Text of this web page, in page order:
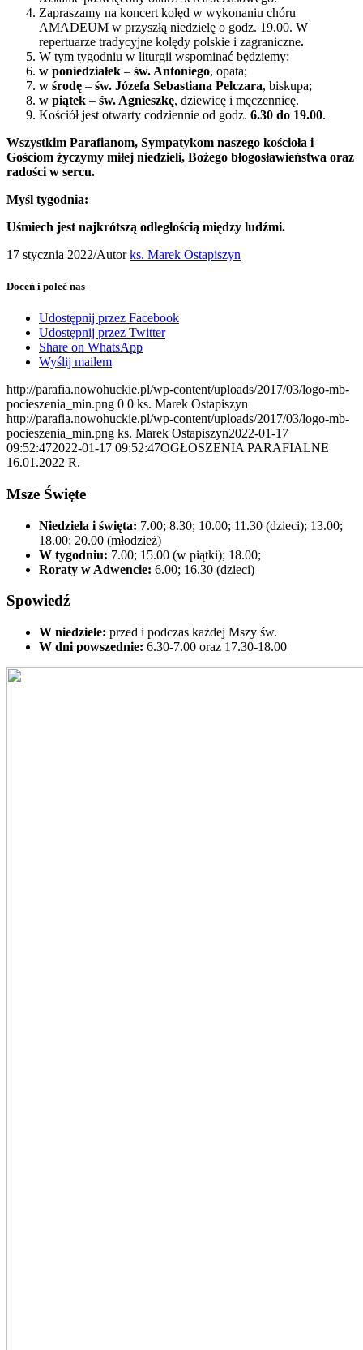
Zapraszamy na koncert kolęd w wykonaniu chóru
AMADEUM w przyszłą niedzielę o godz. 19.00. W
repertuarze tradycyjne kolędy polskie i zagraniczne.
W tym tygodniu w liturgii wspominać będziemy:
w poniedziałek – św. Antoniego, opata;
w środę – św. Józefa Sebastiana Pelczara, biskupa;
w piątek – św. Agnieszkę, dziewicę i męczennicę.
Kościół jest otwarty codziennie od godz. 6.30 do 19.00.
Wszystkim Parafianom, Sympatykom naszego kościoła i
Gościom życzymy miłej niedzieli, Bożego błogosławieństwa oraz
radości w sercu.
Myśl tygodnia:
Uśmiech jest najkrótszą odległością między ludźmi.
17 stycznia 2022/Autorks. Marek Ostapiszyn
Doceń i poleć nas
Udostępnij przez Facebook
Udostępnij przez Twitter
Share on WhatsApp
Wyślij mailem
http://parafia.nowohuckie.pl/wp-content/uploads/2017/03/logo-mb-
pocieszenia_min.png 0 0 ks. Marek Ostapiszyn
http://parafia.nowohuckie.pl/wp-content/uploads/2017/03/logo-mb-
pocieszenia_min.png ks. Marek Ostapiszyn2022-01-17
09:52:472022-01-17 09:52:47OGŁOSZENIA PARAFIALNE
16.01.2022 R.
Msze Święte
Niedziela i święta: 7.00; 8.30; 10.00; 11.30 (dzieci); 13.00;
18.00; 20.00 (młodzież)
W tygodniu: 7.00; 15.00 (w piątki); 18.00;
Roraty w Adwencie: 6.00; 16.30 (dzieci)
Spowiedź
W niedziele: przed i podczas każdej Mszy św.
W dni powszednie: 6.30-7.00 oraz 17.30-18.00